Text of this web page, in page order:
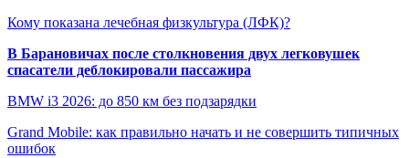
Кому показана лечебная физкультура (ЛФК)?
В Барановичах после столкновения двух легковушек
спасатели деблокировали пассажира
BMW i3 2026: до 850 км без подзарядки
Grand Mobile: как правильно начать и не совершить типичных
ошибок